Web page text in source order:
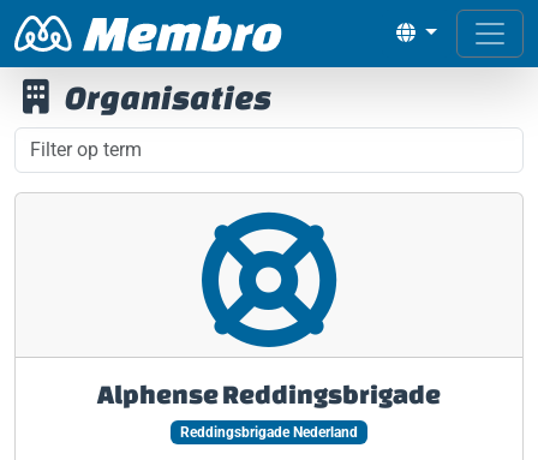
Organisaties
Alphense Reddingsbrigade
Reddingsbrigade Nederland